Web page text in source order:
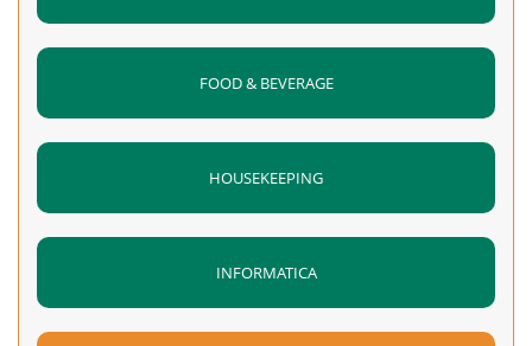
FOOD & BEVERAGE
HOUSEKEEPING
INFORMATICA